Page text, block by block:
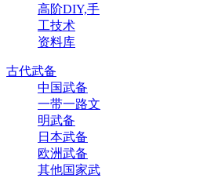
高阶DIY,手
工技术
资料库
古代武备
中国武备
一带一路文
明武备
日本武备
欧洲武备
其他国家武